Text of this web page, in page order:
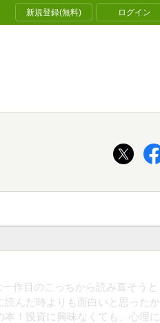
新規登録(無料) ログイン
作目のこっちから読み直そうと
んだ時よりも面白いと思ったか
！投資に興味なくても、心理に